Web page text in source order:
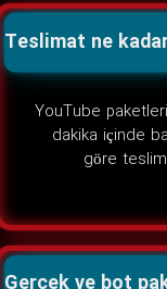
Teslimat ne
YouTube
dakika içinde
göre